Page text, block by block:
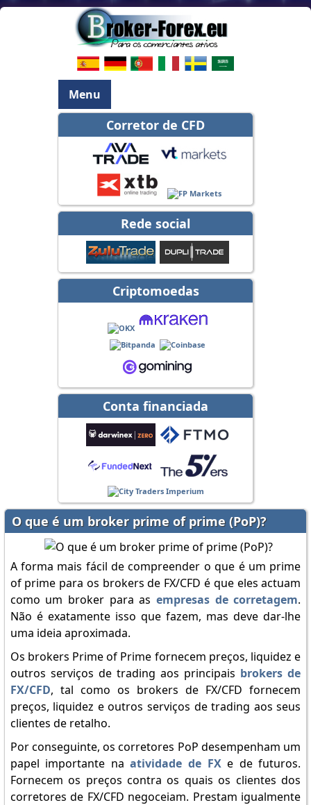
Menu
Corretor de CFD
Rede social
Criptomoedas
Conta financiada
O que é um broker prime of prime (PoP)?
A forma mais fácil de compreender o que é um prime
of prime para os brokers de FX/CFD é que eles actuam
como um broker para as empresas de corretagem.
Não é exatamente isso que fazem, mas deve dar-lhe
uma ideia aproximada.
Os brokers Prime of Prime fornecem preços, liquidez e
outros serviços de trading aos principais brokers de
FX/CFD, tal como os brokers de FX/CFD fornecem
preços, liquidez e outros serviços de trading aos seus
clientes de retalho.
Por conseguinte, os corretores PoP desempenham um
papel importante naatividade de FXe de futuros.
Fornecem os preços contra os quais os clientes dos
corretores de FX/CFD negoceiam. Prestam igualmente